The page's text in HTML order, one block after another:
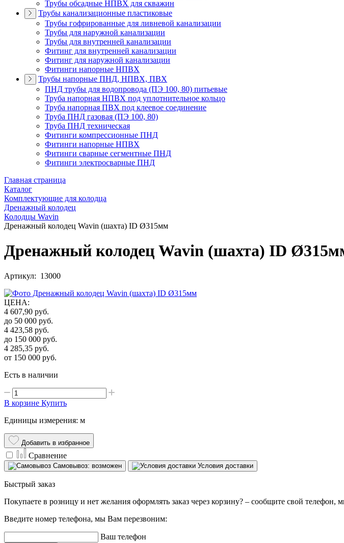
Трубы обсадные НПВХ для скважин
Трубы канализационные пластиковые
Трубы гофрированные для ливневой канализации
Трубы для наружной канализации
Трубы для внутренней канализации
Фитинг для внутренней канализации
Фитинг для наружной канализации
Фитинги напорные НПВХ
Трубы напорные ПНД, НПВХ, ПВХ
ПНД трубы для водопровода (ПЭ 100, 80) питьевые
Труба напорная НПВХ под уплотнительное кольцо
Труба напорная ПВХ под клеевое соединение
Труба ПНД газовая (ПЭ 100, 80)
Труба ПНД техническая
Фитинги компрессионные ПНД
Фитинги напорные НПВХ
Фитинги сварные сегментные ПНД
Фитинги электросварные ПНД
Главная страница
Каталог
Комплектующие для колодца
Дренажный колодец
Колодцы Wavin
Дренажный колодец Wavin (шахта) ID Ø315мм
Дренажный колодец Wavin (шахта) ID
Артикул: 13000
ЦЕНА:
4 607,90 руб.
до 50 000 руб.
4 423,58 руб.
до 150 000 руб.
4 285,35 руб.
от 150 000 руб.
Есть в наличии
В корзине Купить
Единицы измерения: м
Добавить в избранное
Сравнение
Самовывоз: возможен Условия доставки
Быстрый заказ
Покупаете в розницу и нет желания оформлять заказ через корзину? – сообщите свой телефон,
Введите номер телефона, мы Вам перезвоним:
Ваш телефон